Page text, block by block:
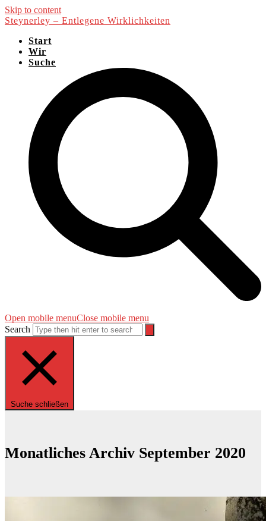
Skip to content
Steynerley – Entlegene Wirklichkeiten
Start
Wir
Suche
Open mobile menuClose mobile menu
Search
Suche schließen
Monatliches Archiv September 2020